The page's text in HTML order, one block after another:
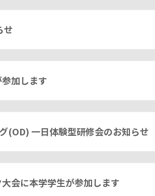
せ
加します
(OD) 一日体験型研修会のお知らせ
会に本学学生が参加します